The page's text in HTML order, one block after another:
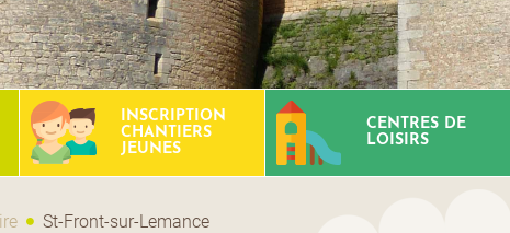
INSCRIPTION
CHANTIERS
JEUNES
CENTRES DE
LOISIRS
St-Front-sur-Lemance